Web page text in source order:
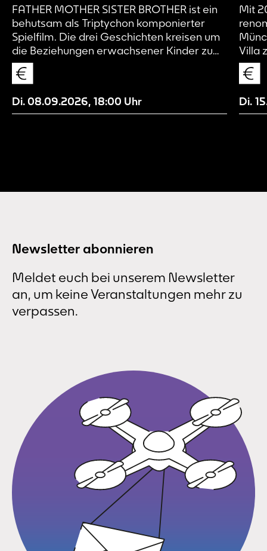
FATHER MOTHER SISTER BROTHER ist ein
behutsam als Triptychon komponierter
Spielfilm. Die drei Geschichten kreisen um
die Beziehungen erwachsener Kinder zu
ihren teils distanzierten Eltern und
untereinander. Jedes der drei Kapitel spielt
Land: FATHER ist im Nordosten der USA
Di. 08.09.2026, 18:00 Uhr
Mit
Villa
Di.
Newsletter abonnieren
Meldet euch bei unserem Newsletter
an, um keine Veranstaltungen mehr zu
verpassen.